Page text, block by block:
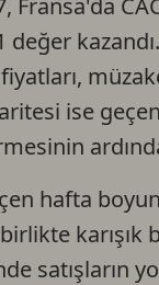
değer
ise
hafta
satışların